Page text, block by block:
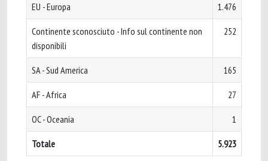
EU - Europa 1.476
Continente sconosciuto - Info sul continente non
disponibili
252
SA - Sud America 165
AF - Africa 27
OC - Oceania 1
Totale 5.923